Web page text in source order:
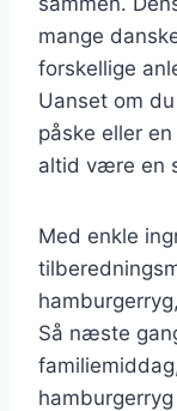
mange
forskellige
Uanset om
påske eller
altid være en
Med enkle
Så næste